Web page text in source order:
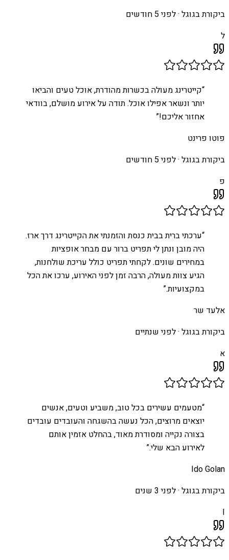
ביקורת בגוגל ·לפני 5 חודשים
ל
“קייטרינג מעולה בכשרות מהודרת, אוכל טעים והביאו
יותר ונשאר אפילו אוכל. תודה על אירוע מושלם, בוודאי
אחזור אליכם!”
פוטו פרינט
ביקורת בגוגל ·לפני 5 חודשים
פ
“ערכתי ברית בבית כנסת והזמנתי את הקייטרינג דרך ארז.
היה מובן ונתן לי תפריט ברור עם מבחר אופציות
במחירים שונים. לקחתי תפריט כולל עריכת שולחנות,
הגיע צוות מעולה, הרבה זמן לפני האירוע, ערכו את הכל
במקצועיות.”
אלעד שר
ביקורת בגוגל ·לפני שנתיים
א
“מטעמים עשירים בכל טוב, משביע וטעים, אנשים
יוצאים מרוצים, הכל נעשה בהשגחה והעובדים עובדים
בצורה נקייה ומסודרת מאוד, בהחלט אזמין אותם
לאירוע הבא שלי.”
Ido Golan
ביקורת בגוגל ·לפני 3 שנים
I